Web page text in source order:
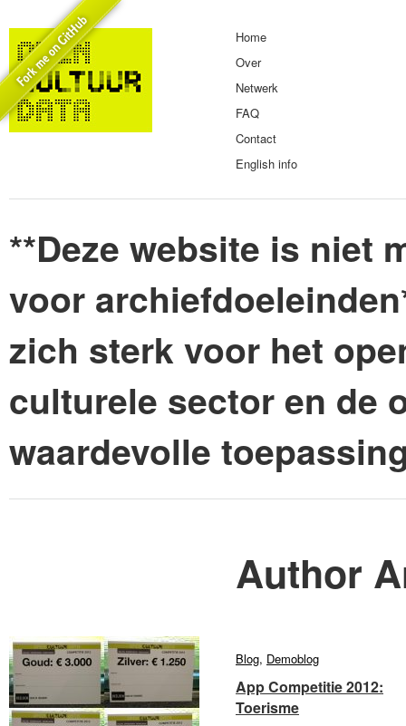
Home
Over
Netwerk
FAQ
Contact
English info
**Deze website is niet
voor
zich sterk voor het
culturele sector en de
waardevolle
Author
Blog, Demoblog
App Competitie 2012:
Toerisme
Blog Demoblog
App Competitie 2012:
Toerisme